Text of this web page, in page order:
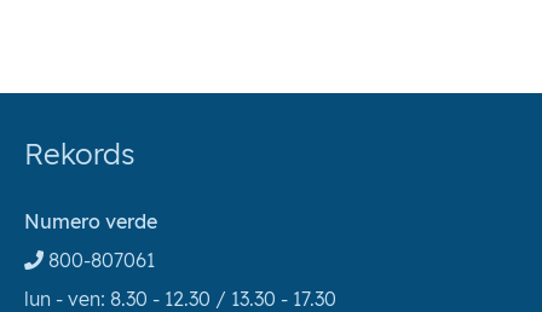
Rekords
Numero verde
800-807061
lun - ven: 8.30 - 12.30 / 13.30 - 17.30